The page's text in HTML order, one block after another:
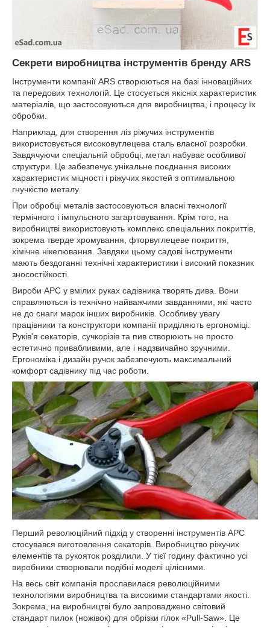
Секрети виробництва інструментів бренду ARS
Інструменти компанії ARS створюються на базі інноваційних
та передових технологій. Це стосується якісніх характеристик
матеріалів, що застосовуються для виробництва, і процесу їх
обробки.
Наприклад, для створення ліз ріжучих інструментів
використовується високовуглецева сталь власної розробки.
Завдячуючи спеціальній обробці, метал набуває особливої
структури. Це забезпечує унікальне поєднання високих
характеристик міцності і ріжучих якостей з оптимальною
гнучкістю металу.
При обробці металів застосовуються власні технології
термічного і імпульсного загартовування. Крім того, на
виробництві використовують комплекс спеціальних покриттів,
зокрема тверде хромування, фторвуглецеве покриття,
хімічне нікелювання. Завдяки цьому садові інструменти
мають бездоганні технічні характеристики і високий показник
зносостійкості.
Вироби АРС у вмілих руках садівника творять дива. Вони
справляються із технічно найважчими завданнями, які часто
не до снаги марок інших виробників. Особливу увагу
працівники та конструктори компанії приділяють ергономіці.
Руків'я секаторів, сучкорізів та пив створюють не просто
естетично привабливими, але і надзвичайно зручними.
Ергономіка і дизайн ручок забезпечують максимальний
комфорт садівнику під час роботи.
Перший революційний підхід у створенні інструментів АРС
стосувався виготовлення секаторів. Виробництво ріжучих
елементів та рукояток розділили. У тієї годину фактично усі
виробники створювали подібні моделі цілісними.
На весь світ компанія прославилася революційними
технологіями виробництва та високими стандартами якості.
Зокрема, на виробництві було запроваджено світовий
стандарт пилок (ножівок) для обрізки гілок «Pull-Saw». Це